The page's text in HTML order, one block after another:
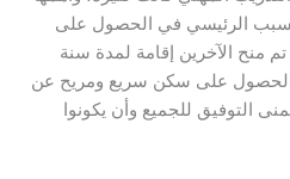
الرئيسي في الحصول على
وقت تم منح الآخرين إقامة لمدة سنة
على سكن سريع ومريح عن
التوفيق للجميع وأن يكونوا